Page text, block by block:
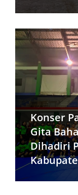
Konser
Gita
Dihadiri